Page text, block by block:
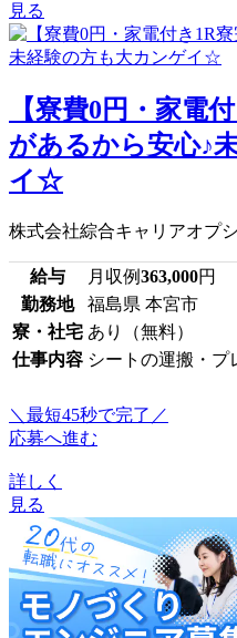
見る
【寮費0円・家電
があるから安心♪
イ☆
株式会社綜合キャリアオプ
給与 月収例363,000円
勤務地
福島県 本宮市
寮・社宅 あり（無料）
仕事内容 シートの運搬・プ
＼最短45秒で完了／
応募へ進む
詳しく
見る